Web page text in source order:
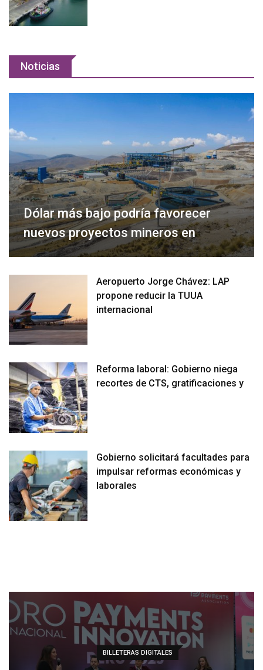
Noticias
Dólar más bajo podría favorecer
nuevos proyectos mineros en
Aeropuerto Jorge Chávez: LAP
propone reducir la TUUA
internacional
Reforma laboral: Gobierno niega
recortes de CTS, gratificaciones y
Gobierno solicitará facultades para
impulsar reformas económicas y
laborales
BILLETERAS DIGITALES